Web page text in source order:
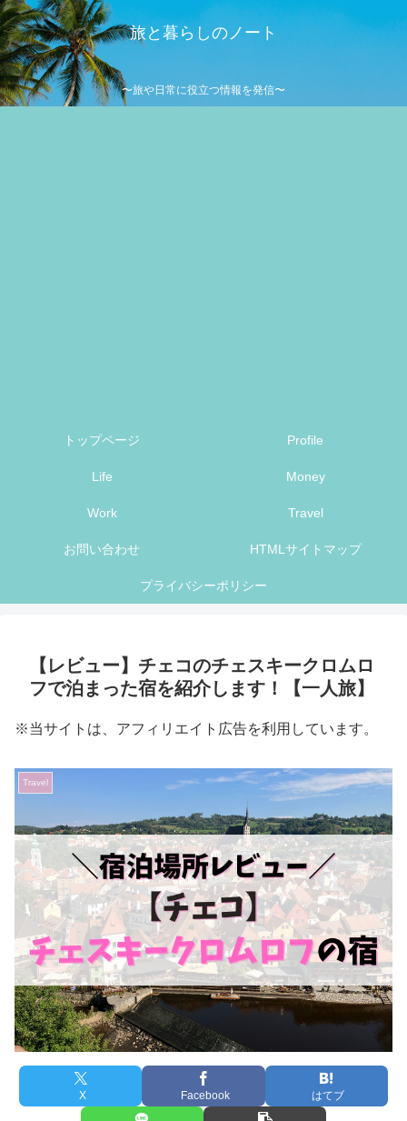
旅と暮らしのノート
〜旅や日常に役立つ情報を発信〜
トップページ Profile
Life Money
Work Travel
お問い合わせ HTMLサイトマップ
プライバシーポリシー
【レビュー】チェコのチェスキークロムロ
フで泊まった宿を紹介します！【一人旅】
※当サイトは、アフィリエイト広告を利用しています。
Travel
X Facebook はてブ